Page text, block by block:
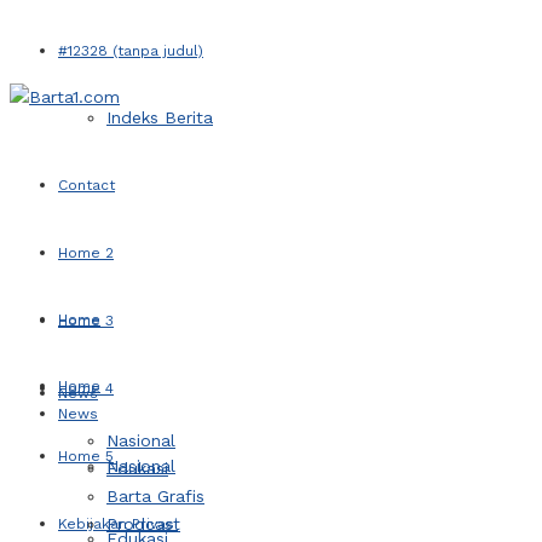
#12328 (tanpa judul)
Indeks Berita
Contact
Home 2
Home 3
Home 4
Home 5
Kebijakan Privasi
Home
News
Nasional
Home
News
Nasional
Edukasi
Barta Grafis
Prodcast